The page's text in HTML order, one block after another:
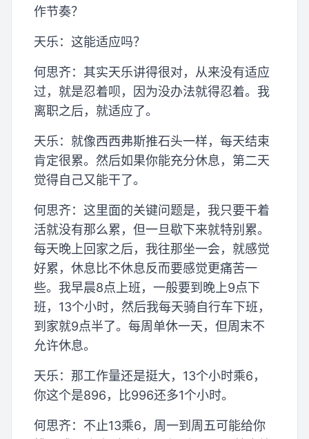
作节奏？
天乐：这能适应吗？
何思齐：其实天乐讲得很对，从来没有适应
过，就是忍着呗，因为没办法就得忍着。我
离职之后，就适应了。
天乐：就像西西弗斯推石头一样，每天结束
肯定很累。然后如果你能充分休息，第二天
觉得自己又能干了。
何思齐：这里面的关键问题是，我只要干着
活就没有那么累，但一旦歇下来就特别累。
每天晚上回家之后，我往那坐一会，就感觉
好累，休息比不休息反而要感觉更痛苦一
些。我早晨8点上班，一般要到晚上9点下
班，13个小时，然后我每天骑自行车下班，
到家就9点半了。每周单休一天，但周末不
允许休息。
天乐：那工作量还是挺大，13个小时乘6，
你这个是896，比996还多1个小时。
何思齐：不止13乘6，周一到周五可能给你